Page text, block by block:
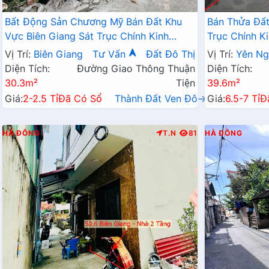
Bất Động Sản Chương Mỹ Bán Đất Khu
Vực Biên Giang Sát Trục Chính Kinh
Doanh Cách QL6A Đang Mở Rộng Chỉ Vài
Trăm Mét
Vị Trí: Biên Giang Tư Vấn
Đất Đô Thị
Diện Tích:
30.3m²
Đường Giao Thông Thuận
Tiện
Giá:2-2.5 TỉĐã Có Sổ Thành Đất Ven Đô→
Bán Thửa
Trục Chính
Đô Thị Đô
Vị Trí: Yên
Diện Tích:
39.6m²
Giá:6.5-7 Tỉ
HÀ ĐÔNG T.N 81 HÀ ĐÔNG